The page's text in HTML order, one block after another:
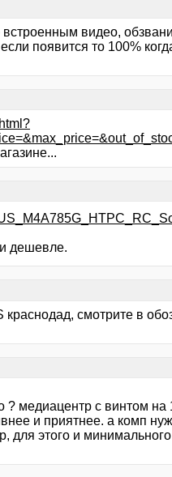
видео,
появится то 100%
дешевле.
смотрите в
? медиацентр с винтом на
и приятнее. а комп
этого и